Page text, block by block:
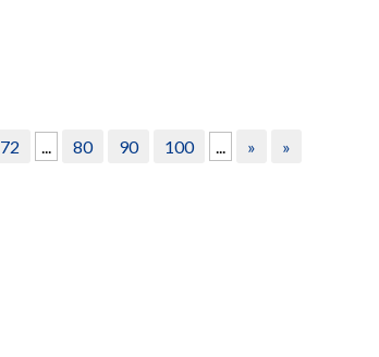
72 ... 80 90 100 ... » »